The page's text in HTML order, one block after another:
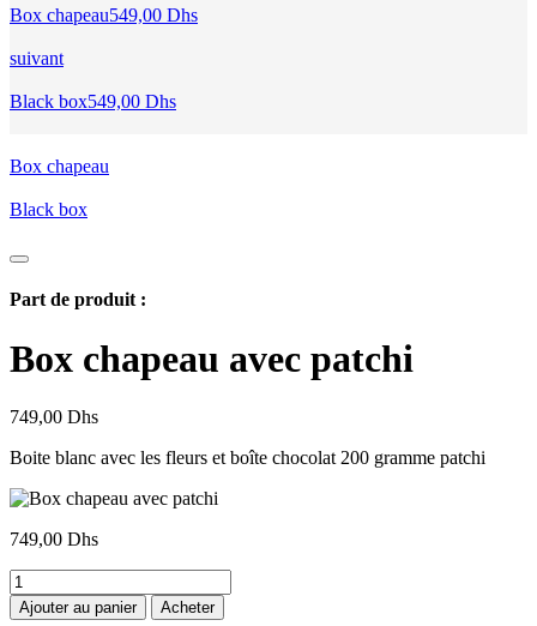
Box chapeau549,00 Dhs
suivant
Black box549,00 Dhs
Box chapeau
Black box
Part de produit :
Box chapeau avec patchi
749,00 Dhs
Boite blanc avec les fleurs et boîte chocolat 200 gramme patchi
749,00 Dhs
quantité
de
Box
Ajouter au panier Acheter